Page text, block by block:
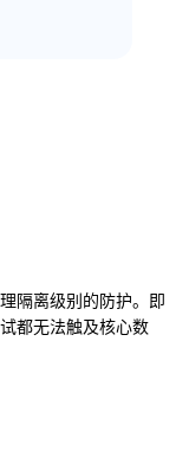
隔离级别的防护。即
都无法触及核心数